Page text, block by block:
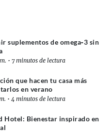
suplementos de omega‑3 sin
• 7 minutos de lectura
que hacen tu casa más
en verano
• 4 minutos de lectura
Hotel: Bienestar inspirado en